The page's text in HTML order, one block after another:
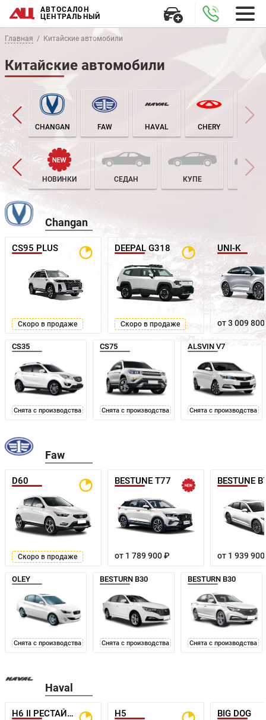
АВТОСАЛОН
ЦЕНТРАЛЬНЫЙ
Главная Китайские автомобили
Китайские автомобили
CHANGAN FAW HAVAL CHERY
НОВИНКИ СЕДАН КУПЕ
Changan
CS95 PLUS
Скоро в продаже
DEEPAL G318
Скоро в продаже
UNI-K
от 3 009
CS35
Снята с производства
CS75
Снята с производства
ALSVIN V7
Снята с производства
Faw
D60
Скоро в продаже
BESTUNE T77
от 1 789 900 ₽
BESTUNE
от 1 939
OLEY
Снята с производства
BESTURN B30
Снята с производства
BESTURN B30
Снята с производства
Haval
H6 II РЕСТАЙЛИНГ H5 BIG DOG